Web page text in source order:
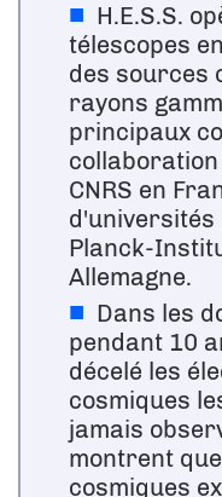
H.E.S.S.
télescopes
des sources
rayons
principaux
CNRS en
d'universités
Planck-
Allemagne.
Dans les
pendant 10
décelé les
cosmiques
jamais
montrent
cosmiques